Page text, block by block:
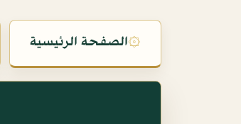
۞الصفحة الرئيسية